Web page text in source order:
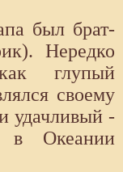
был брат-
Нередко
глупый
своему
удачливый -
в Океании